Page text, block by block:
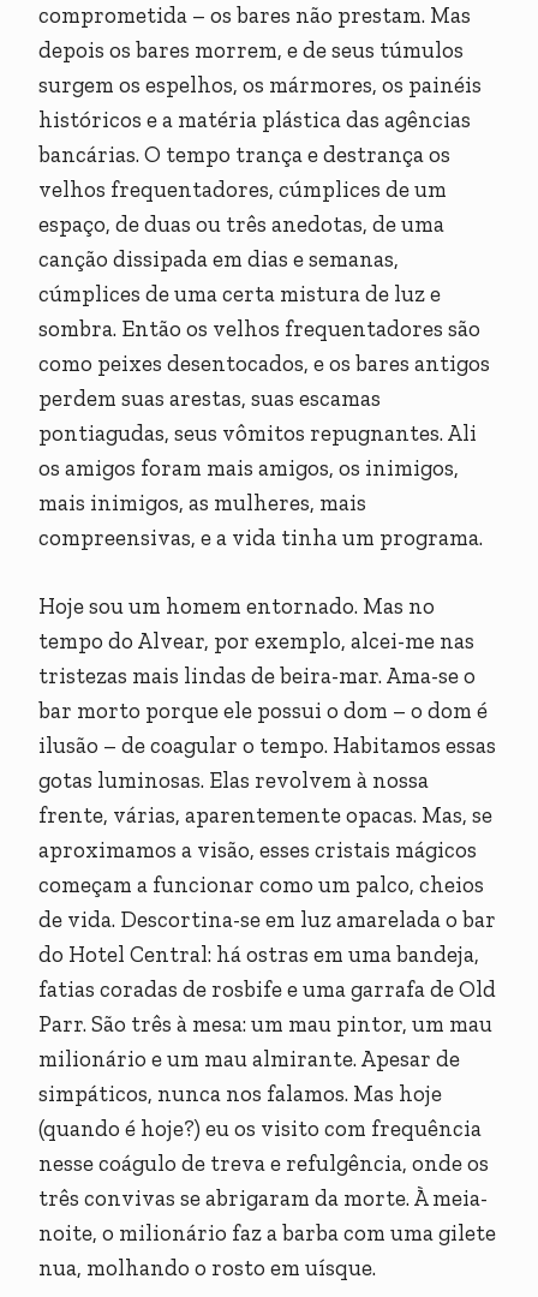
comprometida – os bares não prestam. Mas
depois os bares morrem, e de seus túmulos
surgem os espelhos, os mármores, os painéis
históricos e a matéria plástica das agências
bancárias. O tempo trança e destrança os
velhos frequentadores, cúmplices de um
espaço, de duas ou três anedotas, de uma
canção dissipada em dias e semanas,
cúmplices de uma certa mistura de luz e
sombra. Então os velhos frequentadores são
como peixes desentocados, e os bares antigos
perdem suas arestas, suas escamas
pontiagudas, seus vômitos repugnantes. Ali
os amigos foram mais amigos, os inimigos,
mais inimigos, as mulheres, mais
compreensivas, e a vida tinha um programa.
Hoje sou um homem entornado. Mas no
tempo do Alvear, por exemplo, alcei-me nas
tristezas mais lindas de beira-mar. Ama-se o
bar morto porque ele possui o dom – o dom é
ilusão – de coagular o tempo. Habitamos essas
gotas luminosas. Elas revolvem à nossa
frente, várias, aparentemente opacas. Mas, se
aproximamos a visão, esses cristais mágicos
começam a funcionar como um palco, cheios
de vida. Descortina-se em luz amarelada o bar
do Hotel Central: há ostras em uma bandeja,
fatias coradas de rosbife e uma garrafa de Old
Parr. São três à mesa: um mau pintor, um mau
milionário e um mau almirante. Apesar de
simpáticos, nunca nos falamos. Mas hoje
(quando é hoje?) eu os visito com frequência
nesse coágulo de treva e refulgência, onde os
três convivas se abrigaram da morte. À meia-
noite, o milionário faz a barba com uma gilete
nua, molhando o rosto em uísque.